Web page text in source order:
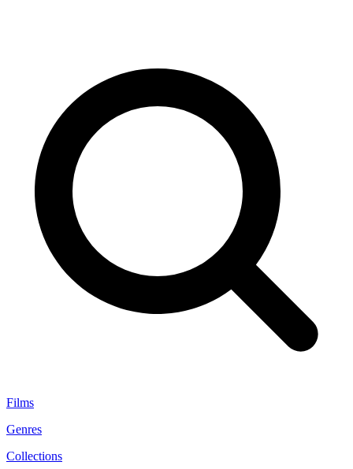
Films
Genres
Collections